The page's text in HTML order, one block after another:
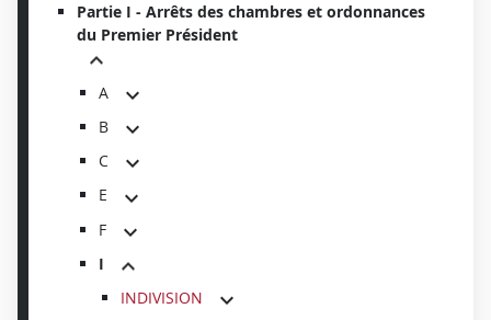
Partie I - Arrêts des chambres et ordonnances
du Premier Président
A
B
C
E
F
I
INDIVISION